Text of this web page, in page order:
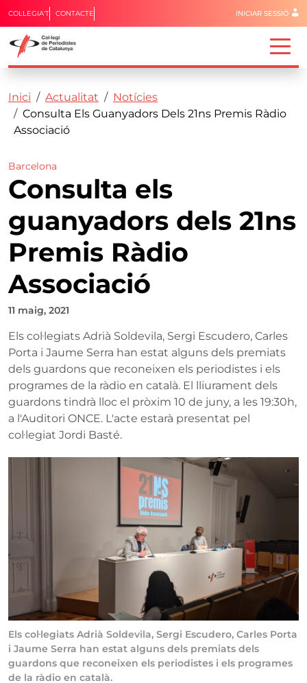
Vés al contingut
Capçalera
COL·LEGIA'T CONTACTE Menú del
INICIAR SESSIÓ
Fil d'ariadna
Inici Actualitat
Notícies
Consulta Els Guanyadors Dels 21ns Premis Ràdio
Associació
Barcelona
Consulta els
guanyadors dels 21ns
Premis Ràdio
Associació
11 maig, 2021
Els col·legiats Adrià Soldevila, Sergi Escudero, Carles
Porta i Jaume Serra han estat alguns dels premiats
dels guardons que reconeixen els periodistes i els
programes de la ràdio en català. El lliurament dels
guardons tindrà lloc el pròxim 10 de juny, a les 19:30h,
a l'Auditori ONCE. L'acte estarà presentat pel
col·legiat Jordi Basté.
Els col·legiats Adrià Soldevila, Sergi Escudero, Carles Porta
i Jaume Serra han estat alguns dels premiats dels
guardons que reconeixen els periodistes i els programes
de la ràdio en català.